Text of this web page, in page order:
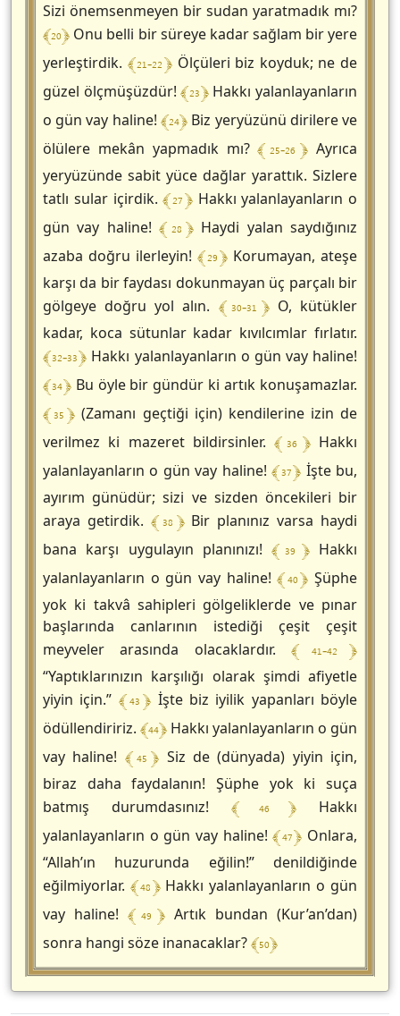
Sizi önemsenmeyen bir sudan yaratmadık mı?
﴾ 20 ﴿ Onu belli bir süreye kadar sağlam bir yere
yerleştirdik. ﴾ 21-22 ﴿Ölçüleri biz koyduk; ne de
güzel ölçmüşüzdür!﴾ 23 ﴿Hakkı yalanlayanların
o gün vay haline! ﴾ 24 ﴿ Biz yeryüzünü dirilere ve
ölülere mekân yapmadık mı?﴾ 25-26 ﴿ Ayrıca
yeryüzünde sabit yüce dağlar yarattık. Sizlere
tatlı sular içirdik.﴾ 27 ﴿Hakkı yalanlayanların o
gün vay haline!﴾ 28 ﴿Haydi yalan saydığınız
azaba doğru ilerleyin! ﴾ 29 ﴿ Korumayan, ateşe
karşı da bir faydası dokunmayan üç parçalı bir
gölgeye doğru yol alın. ﴾ 30-31 ﴿O, kütükler
kadar, koca sütunlar kadar kıvılcımlar fırlatır.
﴾ 32-33 ﴿ Hakkı yalanlayanların o gün vay haline!
﴾ 34 ﴿Bu öyle bir gündür ki artık konuşamazlar.
﴾ 35 ﴿ (Zamanı geçtiği için) kendilerine izin de
verilmez ki mazeret bildirsinler.﴾ 36 ﴿Hakkı
yalanlayanların o gün vay haline!﴾ 37 ﴿ İşte bu,
ayırım günüdür; sizi ve sizden öncekileri bir
araya getirdik. ﴾ 38 ﴿Bir planınız varsa haydi
bana karşı uygulayın planınızı!﴾ 39 ﴿Hakkı
yalanlayanların o gün vay haline!﴾ 40 ﴿ Şüphe
yok ki takvâ sahipleri gölgeliklerde ve pınar
başlarında canlarının istediği çeşit çeşit
meyveler arasında olacaklardır.﴾ 41-42 ﴿
“Yaptıklarınızın karşılığı olarak şimdi afiyetle
yiyin için.” ﴾ 43 ﴿ İşte biz iyilik yapanları böyle
ödüllendiririz. ﴾ 44 ﴿ Hakkı yalanlayanların o gün
vay haline! ﴾ 45 ﴿ Siz de (dünyada) yiyin için,
biraz daha faydalanın! Şüphe yok ki suça
batmış durumdasınız!﴾ 46 ﴿Hakkı
yalanlayanların o gün vay haline!﴾ 47 ﴿ Onlara,
“Allah’ın huzurunda eğilin!” denildiğinde
eğilmiyorlar. ﴾ 48 ﴿Hakkı yalanlayanların o gün
vay haline! ﴾ 49 ﴿ Artık bundan (Kur’an’dan)
sonra hangi söze inanacaklar?﴾ 50 ﴿